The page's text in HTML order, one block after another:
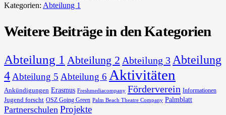
Kategorien: Abteilung 1
Weitere Beiträge in den Kategorien
Abteilung 1 Abteilung 2 Abteilung 3 Abteilung
4 Abteilung 5 Abteilung 6 Aktivitäten
Ankündigungen Erasmus Freshmediacompany Förderverein Informationen
Jugend forscht OSZ Going Green Palm Beach Theatre Company Palmblatt
Partnerschulen Projekte